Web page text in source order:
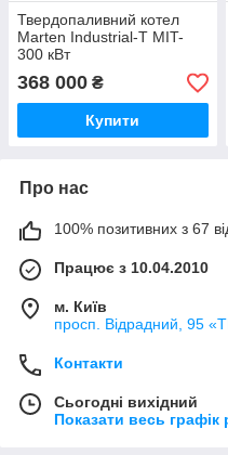
Твердопаливний котел
Marten Industrial-T MIT-
300 кВт
368 000 ₴
Купити
Про нас
100% позитивних з 67
Працює з 10.04.2010
м. Київ
просп. Відрадний, 95
Контакти
Сьогодні вихідний
Показати весь графік